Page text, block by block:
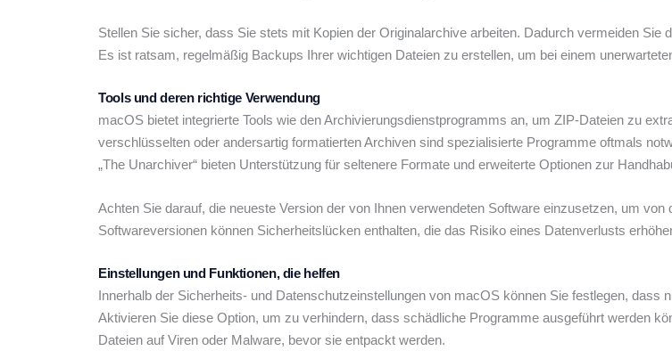
Stellen Sie sicher, dass Sie stets mit Kopien der Originalarchive arbeiten. Dadurch vermeiden
Es ist ratsam, regelmäßig Backups Ihrer wichtigen Dateien zu erstellen, um bei einem
Tools und deren richtige Verwendung
macOS bietet integrierte Tools wie den Archivierungsdienstprogramms an, um ZIP-Dateien zu
verschlüsselten oder andersartig formatierten Archiven sind spezialisierte Programme oftmals
„The Unarchiver“ bieten Unterstützung für seltenere Formate und erweiterte Optionen zur
Achten Sie darauf, die neueste Version der von Ihnen verwendeten Software einzusetzen, um
Softwareversionen können Sicherheitslücken enthalten, die das Risiko eines Datenverlusts
Einstellungen und Funktionen, die helfen
Innerhalb der Sicherheits- und Datenschutzeinstellungen von macOS können Sie festlegen, dass
Aktivieren Sie diese Option, um zu verhindern, dass schädliche Programme ausgeführt werden
Dateien auf Viren oder Malware, bevor sie entpackt werden.